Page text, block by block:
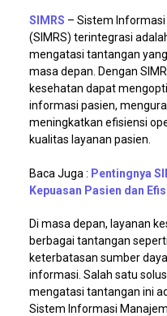
SIMRS – Sistem
(SIMRS) terintegrasi
mengatasi tantangan
masa depan. Dengan
kesehatan dapat
informasi pasien,
meningkatkan efisiensi
kualitas layanan pasien.
Baca Juga : Pentingnya
Kepuasan Pasien dan
Di masa depan, layanan
berbagai tantangan
keterbatasan sumber
informasi. Salah satu
mengatasi tantangan ini
Sistem Informasi